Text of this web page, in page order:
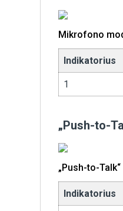
Mikrofono
Indikatorius
1
„Push-to-
„Push-to-
Indikatorius